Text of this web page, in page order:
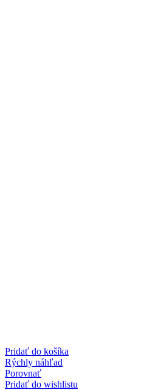
Pridať do košíka
Rýchly náhľad
Porovnať
Pridať do wishlistu